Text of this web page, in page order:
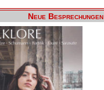
Neue Besprechungen